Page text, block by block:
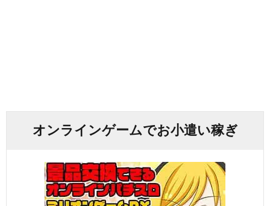
オンラインゲームでお小遣い稼ぎ